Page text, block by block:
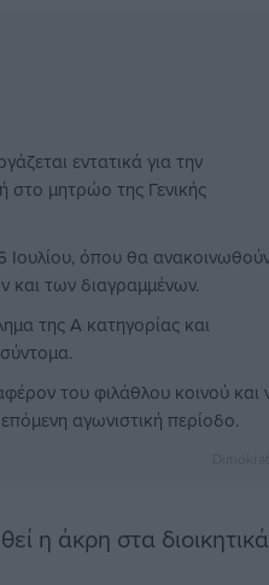
εντατικά για την
στο μητρώο της Γενικής
Ιουλίου, όπου θα
και των διαγραμμένων.
της Α κατηγορίας και
του φιλάθλου κοινού και
αγωνιστική περίοδο.
η άκρη στα